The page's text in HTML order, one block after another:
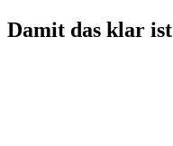
Damit das klar ist